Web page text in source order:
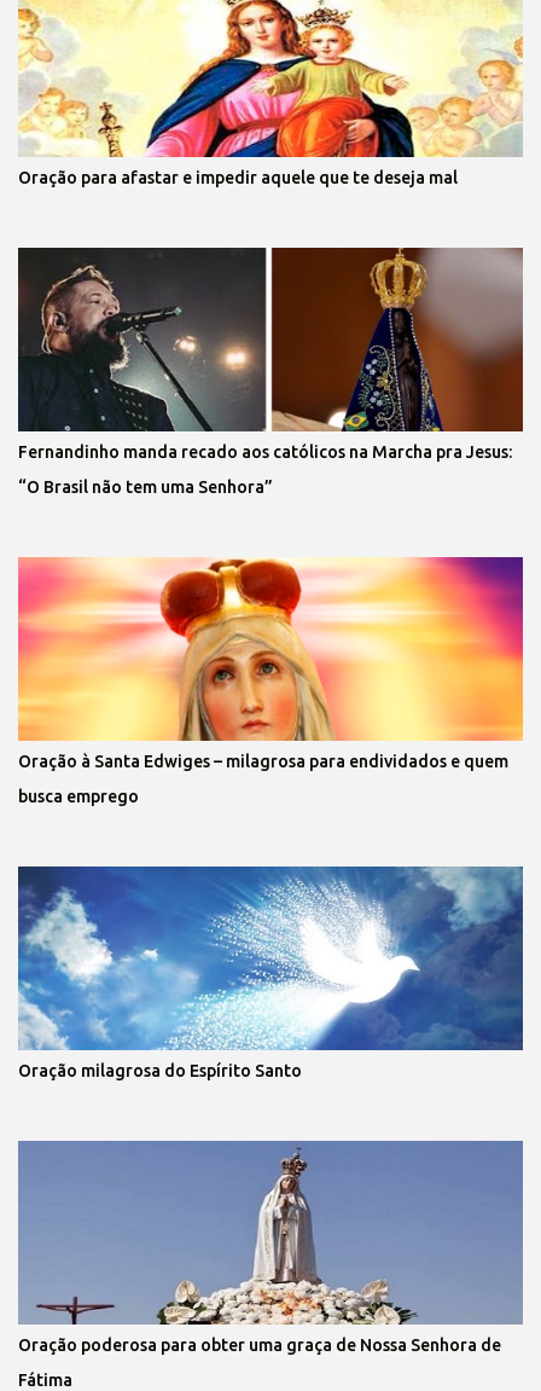
Oração para afastar e impedir aquele que te deseja mal
Fernandinho manda recado aos católicos na Marcha pra Jesus:
“O Brasil não tem uma Senhora”
Oração à Santa Edwiges – milagrosa para endividados e quem
busca emprego
Oração milagrosa do Espírito Santo
Oração poderosa para obter uma graça de Nossa Senhora de
Fátima